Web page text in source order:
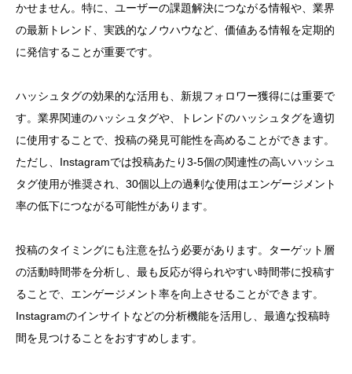
かせません。特に、ユーザーの課題解決につながる情報や、業界
の最新トレンド、実践的なノウハウなど、価値ある情報を定期的
に発信することが重要です。
ハッシュタグの効果的な活用も、新規フォロワー獲得には重要で
す。業界関連のハッシュタグや、トレンドのハッシュタグを適切
に使用することで、投稿の発見可能性を高めることができます。
ただし、Instagramでは投稿あたり3-5個の関連性の高いハッシュ
タグ使用が推奨され、30個以上の過剰な使用はエンゲージメント
率の低下につながる可能性があります。
投稿のタイミングにも注意を払う必要があります。ターゲット層
の活動時間帯を分析し、最も反応が得られやすい時間帯に投稿す
ることで、エンゲージメント率を向上させることができます。
Instagramのインサイトなどの分析機能を活用し、最適な投稿時
間を見つけることをおすすめします。